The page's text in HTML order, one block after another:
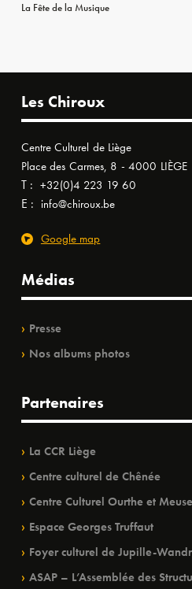
La Fête de la Musique
Les Chiroux
Centre Culturel de Liège
Place des Carmes, 8 - 4000 LIÈGE
T : +32(0)4 223 19 60
E : info@chiroux.be
Google map
Médias
Presse
Nos albums photos
Partenaires
La CCR Liège
Centre culturel de Chênée
Centre Culturel Ourthe et Meuse
Espace Georges Truffaut
Foyer culturel de Jupille-
ASAP – L’Assemblée des